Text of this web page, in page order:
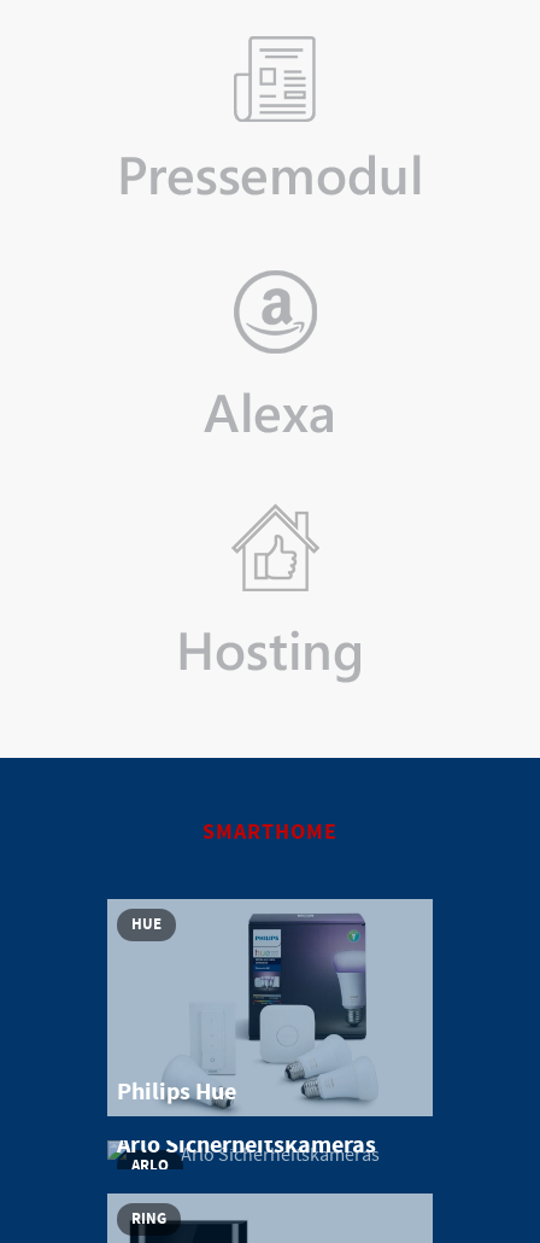
PRESSEMODUL
Unser Pressemodul für die Apothekenhomepage ist kinderleicht
eingebaut.
AMAZON ECHO
Wir beraten Sie in allen Fragen rund um ihre Alexa.
Mehr erfahren...
DOMAINHOSTING
Wir besorgen Ihre Domain und hosten Ihre Internetseiten.
Mehr erfahren...
SMARTHOME
HUE
Philips Hue
ARLO
Arlo Sicherheitskameras
RING